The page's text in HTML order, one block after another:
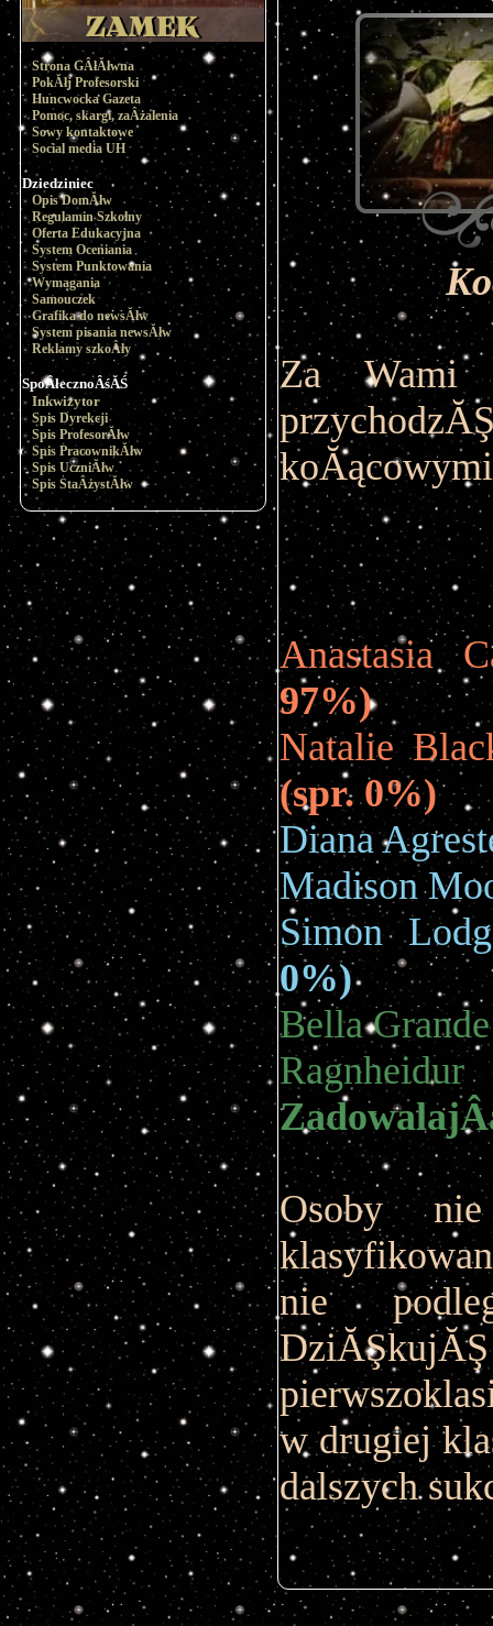
Strona GÂłĂłwna
PokĂłj Profesorski
Huncwocka Gazeta
Pomoc, skargi, zaÂżalenia
Sowy kontaktowe
Social media UH
Dziedziniec
Opis DomĂłw
Regulamin Szkolny
Oferta Edukacyjna
System Oceniania
System Punktowania
Wymagania
Samouczek
Grafika do newsĂłw
System pisania newsĂłw
Reklamy szkoÂły
SpoÂłecznoÂśĂŚ
Inkwizytor
Spis Dyrekcji
Spis ProfesorĂłw
Spis PracownikĂłw
Spis UczniĂłw
Spis StaÂżystĂłw
Za Wami
Anastasia
97%)
Natalie
(spr. 0%)
Diana
Madison
Simon
0%)
Bella
Osoby
nie
w drugiej
dalszych